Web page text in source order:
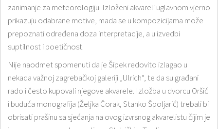
zanimanje za meteorologiju. Izloženi akvareli uglavnom vjerno
prikazuju odabrane motive, mada se u kompozicijama može
prepoznati određena doza interpretacije, a u izvedbi
suptilnost i poetičnost.
Nije naodmet spomenuti da je Šipek redovito izlagao u
nekada važnoj zagrebačkoj galeriji „Ulrich“, te da su građani
rado i često kupovali njegove akvarele. Izložba u dvorcu Oršić
i buduća monografija (Željka Čorak, Stanko Špoljarić) trebali bi
obrisati prašinu sa sjećanja na ovog izvrsnog akvarelistu čijim je